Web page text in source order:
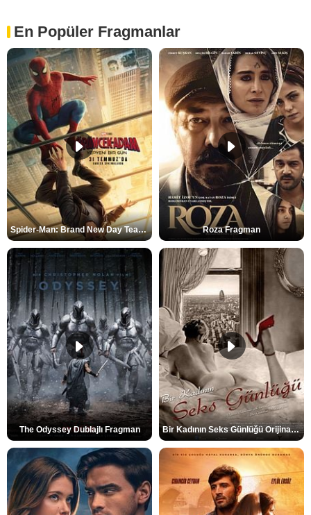
En Popüler Fragmanlar
Spider-Man: Brand New Day Teaser Roza Fragman
The Odyssey Dublajlı Fragman Bir Kadının Seks Günlüğü Orijinal Fragman